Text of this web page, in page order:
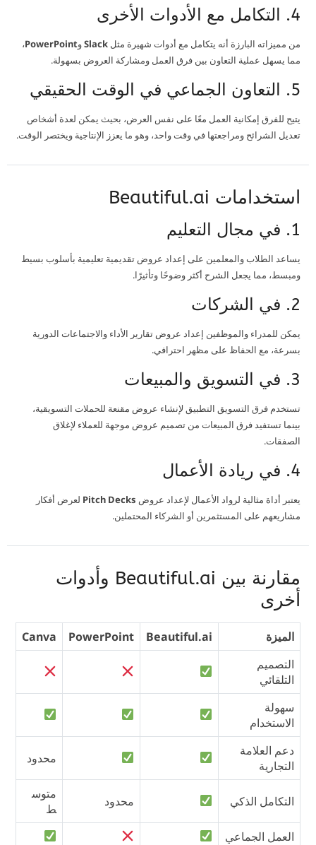
4. التكامل مع الأدوات الأخرى
من مميزاته البارزة أنه يتكامل مع أدوات شهيرة مثل SlackوPowerPoint،
مما يسهل عملية التعاون بين فرق العمل ومشاركة العروض بسهولة.
5. التعاون الجماعي في الوقت الحقيقي
يتيح للفرق إمكانية العمل معًا على نفس العرض، بحيث يمكن لعدة أشخاص
تعديل الشرائح ومراجعتها في وقت واحد، وهو ما يعزز الإنتاجية ويختصر الوقت.
استخدامات Beautiful.ai
1. في مجال التعليم
يساعد الطلاب والمعلمين على إعداد عروض تقديمية تعليمية بأسلوب بسيط
ومبسط، مما يجعل الشرح أكثر وضوحًا وتأثيرًا.
2. في الشركات
يمكن للمدراء والموظفين إعداد عروض تقارير الأداء والاجتماعات الدورية
بسرعة، مع الحفاظ على مظهر احترافي.
3. في التسويق والمبيعات
تستخدم فرق التسويق التطبيق لإنشاء عروض مقنعة للحملات التسويقية،
بينما تستفيد فرق المبيعات من تصميم عروض موجهة للعملاء لإغلاق
الصفقات.
4. في ريادة الأعمال
يعتبر أداة مثالية لرواد الأعمال لإعداد عروض Pitch Decks لعرض أفكار
مشاريعهم على المستثمرين أو الشركاء المحتملين.
مقارنة بين Beautiful.ai وأدوات
أخرى
الميزة Beautiful.ai
PowerPoint
Canva
التصميم
التلقائي
سهولة
الاستخدام
دعم العلامة
التجارية
محدود
التكامل الذكي محدود
متوس
ط
العمل الجماعي